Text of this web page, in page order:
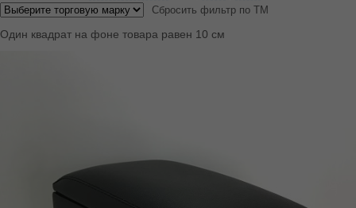
Сбросить фильтр по ТМ
Один квадрат на фоне товара равен 10 см